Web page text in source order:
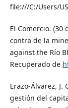
file:///C:/Users/
El Comercio. (30
contra de la
against the Río
Recuperado de
Erazo-Álvarez, J.
gestión del